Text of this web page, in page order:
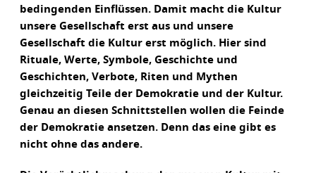
bedingenden Einflüssen. Damit macht die Kultur
unsere Gesellschaft erst aus und unsere
Gesellschaft die Kultur erst möglich. Hier sind
Rituale, Werte, Symbole, Geschichte und
Geschichten, Verbote, Riten und Mythen
gleichzeitig Teile der Demokratie und der Kultur.
Genau an diesen Schnittstellen wollen die Feinde
der Demokratie ansetzen. Denn das eine gibt es
nicht ohne das andere.